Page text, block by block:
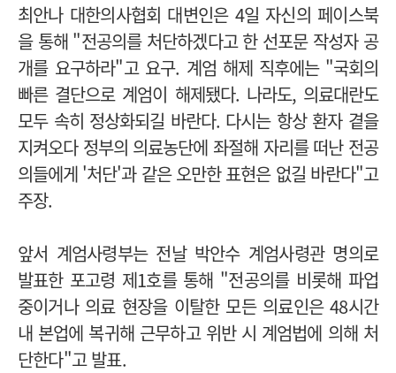
최안나 대한의사협회 대변인은 4일 자신의 페이스북
을 통해 "전공의를 처단하겠다고 한 선포문 작성자 공
개를 요구하라"고 요구. 계엄 해제 직후에는 "국회의
빠른 결단으로 계엄이 해제됐다. 나라도, 의료대란도
모두 속히 정상화되길 바란다. 다시는 항상 환자 곁을
지켜오다 정부의 의료농단에 좌절해 자리를 떠난 전공
의들에게 '처단'과 같은 오만한 표현은 없길 바란다"고
주장.
앞서 계엄사령부는 전날 박안수 계엄사령관 명의로
발표한 포고령 제1호를 통해 "전공의를 비롯해 파업
중이거나 의료 현장을 이탈한 모든 의료인은 48시간
내 본업에 복귀해 근무하고 위반 시 계엄법에 의해 처
단한다"고 발표.